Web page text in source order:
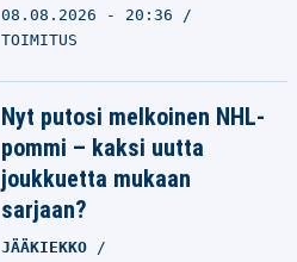
08.08.2026 - 20:36
TOIMITUS
Nyt putosi melkoinen NHL-
pommi – kaksi uutta
joukkuetta mukaan
sarjaan?
JÄÄKIEKKO